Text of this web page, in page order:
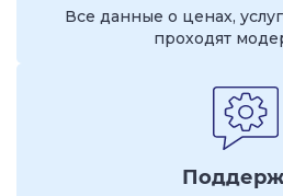
Все данные о ценах,
проходят